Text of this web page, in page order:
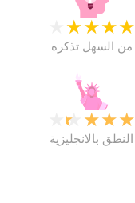
★
★
★
★
من السهل تذكره
★
★
★
★
النطق بالانجليزية